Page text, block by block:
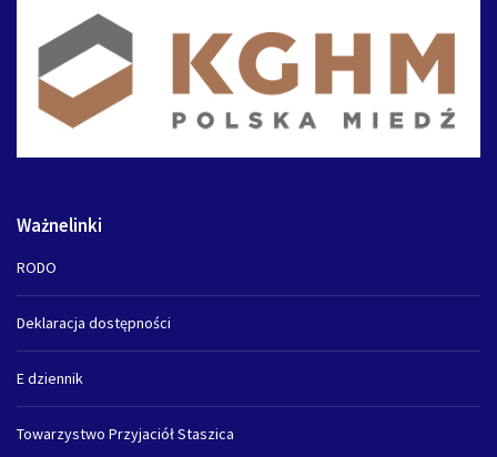
Ważnelinki
RODO
Deklaracja dostępności
E dziennik
Towarzystwo Przyjaciół Staszica